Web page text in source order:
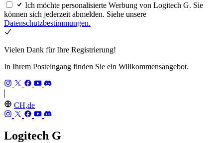
Ich möchte personalisierte Werbung von Logitech G. Sie
können sich jederzeit abmelden. Siehe unsere
Datenschutzbestimmungen.
Vielen Dank für Ihre Registrierung!
In Ihrem Posteingang finden Sie ein Willkommensangebot.
CH,de
Logitech G